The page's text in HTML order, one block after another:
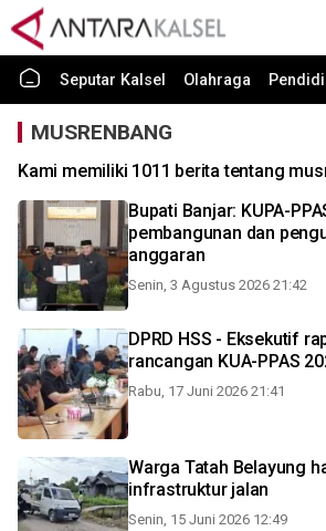
Seputar Kalsel Olahraga
MUSRENBANG
Kami memiliki 1011 berita tentang
Bupati Banjar: KUPA-
pembangunan dan
anggaran
Senin, 3 Agustus 2026 21:42
DPRD HSS - Eksekutif
rancangan KUA-PPAS
Rabu, 17 Juni 2026 21:41
Warga Tatah Belayung
infrastruktur jalan
Senin, 15 Juni 2026 12:49